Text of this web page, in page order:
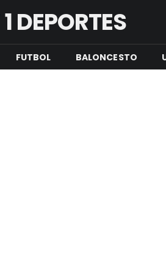
1 DEPORTES
FUTBOL BALONCESTO